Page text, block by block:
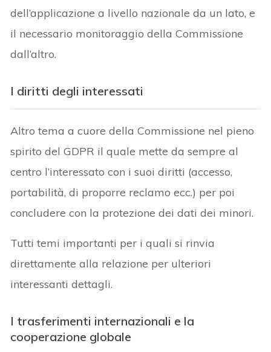
dell’applicazione a livello nazionale da un lato, e
il necessario monitoraggio della Commissione
dall’altro.
I diritti degli interessati
Altro tema a cuore della Commissione nel pieno
spirito del GDPR il quale mette da sempre al
centro l’interessato con i suoi diritti (accesso,
portabilità, di proporre reclamo ecc.) per poi
concludere con la protezione dei dati dei minori.
Tutti temi importanti per i quali si rinvia
direttamente alla relazione per ulteriori
interessanti dettagli.
I trasferimenti internazionali e la
cooperazione globale